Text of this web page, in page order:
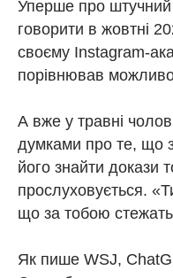
Уперше про штучний
говорити в жовтні
своєму Instagram-
порівнював
А вже у травні
думками про те, що
його знайти докази
прослуховується.
що за тобою
Як пише WSJ,